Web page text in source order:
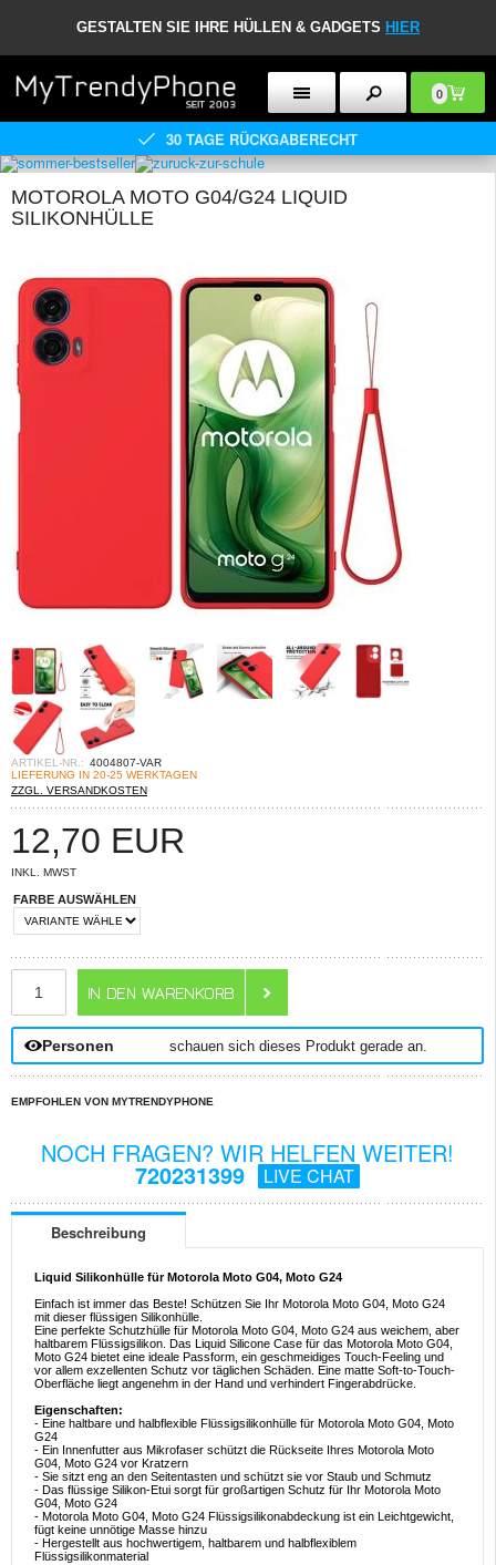
GESTALTEN SIE IHRE HÜLLEN & GADGETS HIER
0
30 TAGE RÜCKGABERECHT
MOTOROLA MOTO G04/G24 LIQUID
SILIKONHÜLLE
ARTIKEL-NR.: 4004807-VAR
LIEFERUNG IN 20-25 WERKTAGEN
ZZGL. VERSANDKOSTEN
12,70 EUR
INKL. MWST
FARBE AUSWÄHLEN
Personen schauen sich dieses Produkt gerade an.
EMPFOHLEN VON MYTRENDYPHONE
NOCH FRAGEN? WIR HELFEN WEITER!
720231399 LIVE CHAT
Beschreibung
Liquid Silikonhülle für Motorola Moto G04, Moto G24
Einfach ist immer das Beste! Schützen Sie Ihr Motorola Moto G04, Moto G24
mit dieser flüssigen Silikonhülle.
Eine perfekte Schutzhülle für Motorola Moto G04, Moto G24 aus weichem, aber
haltbarem Flüssigsilikon. Das Liquid Silicone Case für das Motorola Moto G04,
Moto G24 bietet eine ideale Passform, ein geschmeidiges Touch-Feeling und
vor allem exzellenten Schutz vor täglichen Schäden. Eine matte Soft-to-Touch-
Oberfläche liegt angenehm in der Hand und verhindert Fingerabdrücke.
Eigenschaften:
- Eine haltbare und halbflexible Flüssigsilikonhülle für Motorola Moto G04, Moto
G24
- Ein Innenfutter aus Mikrofaser schützt die Rückseite Ihres Motorola Moto
G04, Moto G24 vor Kratzern
- Sie sitzt eng an den Seitentasten und schützt sie vor Staub und Schmutz
- Das flüssige Silikon-Etui sorgt für großartigen Schutz für Ihr Motorola Moto
G04, Moto G24
- Motorola Moto G04, Moto G24 Flüssigsilikonabdeckung ist ein Leichtgewicht,
fügt keine unnötige Masse hinzu
- Hergestellt aus hochwertigem, haltbarem und halbflexiblem
Flüssigsilikonmaterial